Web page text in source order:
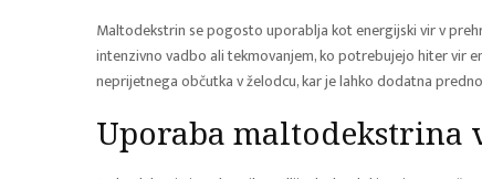
Maltodekstrin se pogosto uporablja kot energijski vir v
intenzivno vadbo ali tekmovanjem, ko potrebujejo hiter vir
neprijetnega občutka v želodcu, kar je lahko dodatna
Uporaba